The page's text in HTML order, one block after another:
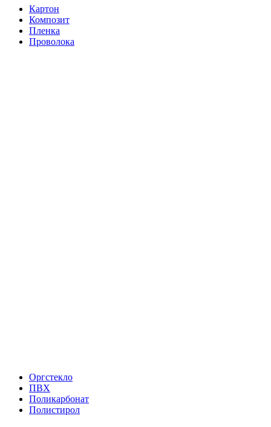
Картон
Композит
Пленка
Проволока
Оргстекло
ПВХ
Поликарбонат
Полистирол